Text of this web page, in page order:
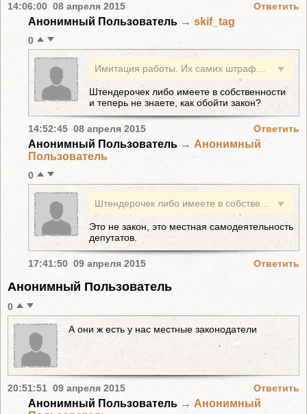
14:06:00 08 апреля 2015 Ответить
Анонимный Пользователь → skif_tag
0
Штендерочек либо имеете в собственности
и теперь не знаете, как обойти закон?
14:52:45 08 апреля 2015 Ответить
Анонимный Пользователь → Анонимный
Пользователь
0
Это не закон, это местная самодеятельность
депутатов.
17:41:50 09 апреля 2015 Ответить
Анонимный Пользователь
0
А они ж есть у нас местные законодатели
20:51:51 09 апреля 2015 Ответить
Анонимный Пользователь → Анонимный